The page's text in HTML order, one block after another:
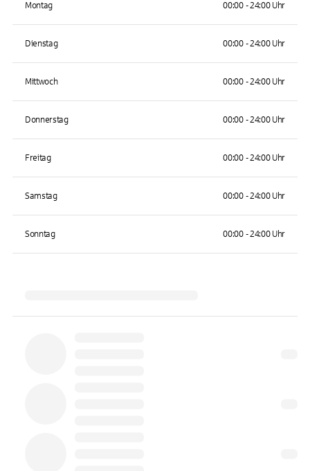
Montag 00:00 - 24:00 Uhr
Dienstag 00:00 - 24:00 Uhr
Mittwoch 00:00 - 24:00 Uhr
Donnerstag 00:00 - 24:00 Uhr
Freitag 00:00 - 24:00 Uhr
Samstag 00:00 - 24:00 Uhr
Sonntag 00:00 - 24:00 Uhr